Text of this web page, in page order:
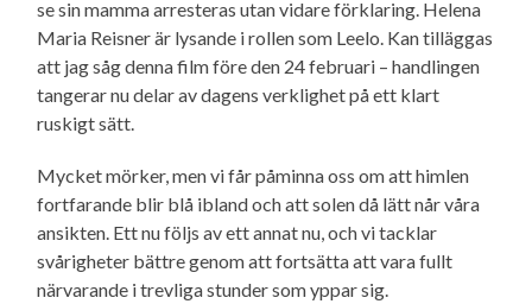
se sin mamma arresteras utan vidare förklaring. Helena
Maria Reisner är lysande i rollen som Leelo. Kan tilläggas
att jag såg denna film före den 24 februari – handlingen
tangerar nu delar av dagens verklighet på ett klart
ruskigt sätt.
Mycket mörker, men vi får påminna oss om att himlen
fortfarande blir blå ibland och att solen då lätt når våra
ansikten. Ett nu följs av ett annat nu, och vi tacklar
svårigheter bättre genom att fortsätta att vara fullt
närvarande i trevliga stunder som yppar sig.